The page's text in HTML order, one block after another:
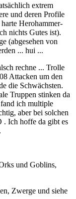
extrem
und deren Profile
Herohammer-
nichts Gutes ist).
(abgesehen von
... hui ...
rechne ... Trolle
Attacken um den
die Schwächsten.
Truppen stinken da
ich multiple
aber bei solchen
. Ich hoffe da gibt es
und Goblins,
Zwerge und siehe